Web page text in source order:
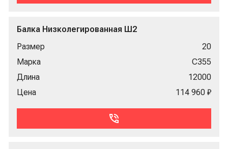
Балка Низколегированная Ш2
Размер
20
Марка
С355
Длина
12000
Цена
114 960 ₽